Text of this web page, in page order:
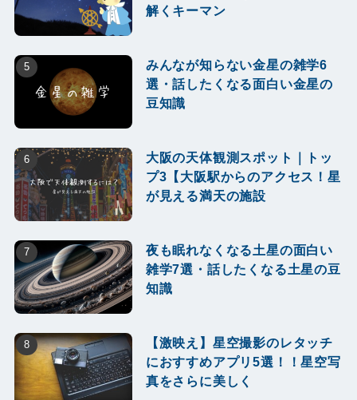
解くキーマン
みんなが知らない金星の雑学6
選・話したくなる面白い金星の
豆知識
大阪の天体観測スポット｜トッ
プ3【大阪駅からのアクセス！星
が見える満天の施設
夜も眠れなくなる土星の面白い
雑学7選・話したくなる土星の豆
知識
【激映え】星空撮影のレタッチ
におすすめアプリ5選！！星空写
真をさらに美しく